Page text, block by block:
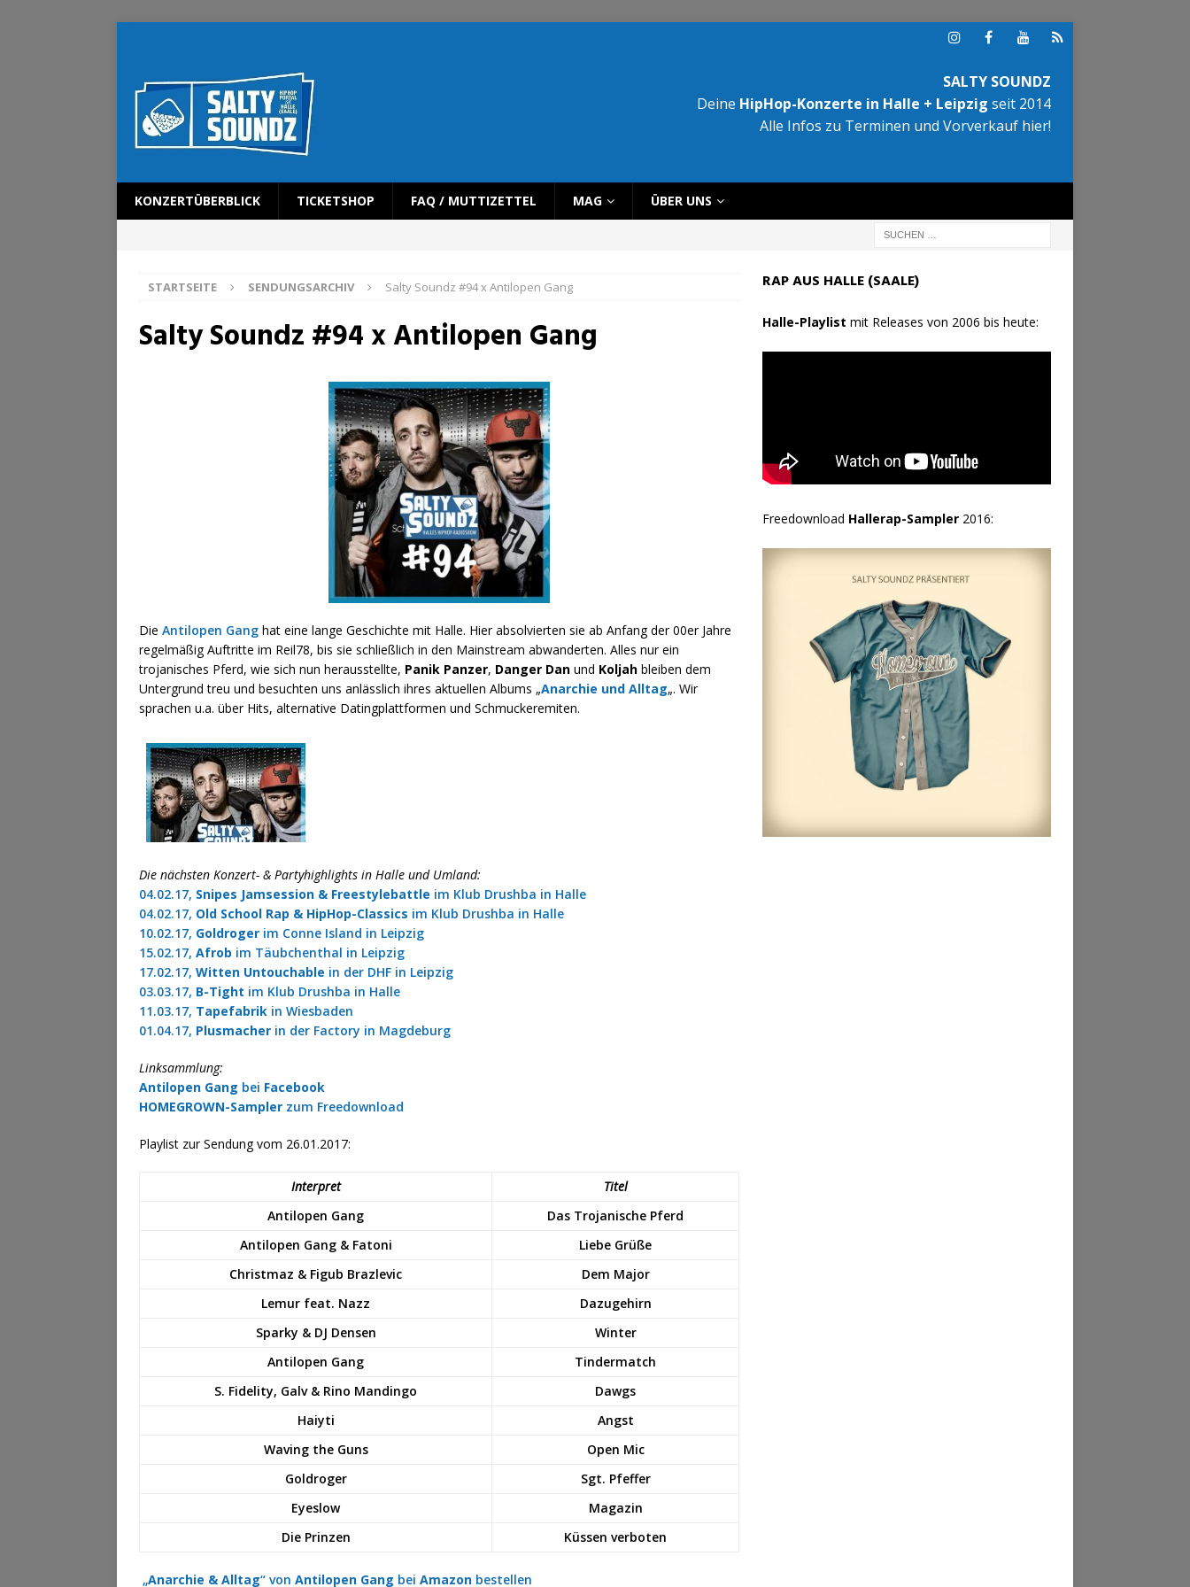
SALTY SOUNDZ
Deine HipHop-Konzerte in Halle + Leipzig seit 2014
Alle Infos zu Terminen und Vorverkauf hier!
KONZERTÜBERBLICK TICKETSHOP FAQ / MUTTIZETTEL MAG ÜBER UNS
STARTSEITE SENDUNGSARCHIV Salty Soundz #94 x Antilopen Gang
Salty Soundz #94 x Antilopen Gang
Die Antilopen Gang hat eine lange Geschichte mit Halle. Hier absolvierten sie ab Anfang der 00er Jahre
regelmäßig Auftritte im Reil78, bis sie schließlich in den Mainstream abwanderten. Alles nur ein
trojanisches Pferd, wie sich nun herausstellte, Panik Panzer, Danger Dan und Koljah bleiben dem
Untergrund treu und besuchten uns anlässlich ihres aktuellen Albums „Anarchie und Alltag„. Wir
sprachen u.a. über Hits, alternative Datingplattformen und Schmuckeremiten.
Die nächsten Konzert- & Partyhighlights in Halle und Umland:
04.02.17, Snipes Jamsession & Freestylebattle im Klub Drushba in Halle
04.02.17, Old School Rap & HipHop-Classics im Klub Drushba in Halle
10.02.17, Goldroger im Conne Island in Leipzig
15.02.17, Afrob im Täubchenthal in Leipzig
17.02.17, Witten Untouchable in der DHF in Leipzig
03.03.17, B-Tight im Klub Drushba in Halle
11.03.17, Tapefabrik in Wiesbaden
01.04.17, Plusmacher in der Factory in Magdeburg
Linksammlung:
Antilopen Gang bei Facebook
HOMEGROWN-Sampler zum Freedownload
Playlist zur Sendung vom 26.01.2017:
Interpret
Titel
Antilopen Gang
Das Trojanische Pferd
Antilopen Gang & Fatoni
Liebe Grüße
Christmaz & Figub Brazlevic
Dem Major
Lemur feat. Nazz
Dazugehirn
Sparky & DJ Densen
Winter
Antilopen Gang
Tindermatch
S. Fidelity, Galv & Rino Mandingo
Dawgs
Haiyti
Angst
Waving the Guns
Open Mic
Goldroger
Sgt. Pfeffer
Eyeslow
Magazin
Die Prinzen
Küssen verboten
„Anarchie & Alltag“ von Antilopen Gang bei Amazon bestellen
RAP AUS HALLE (SAALE)
Halle-Playlist mit Releases von 2006 bis heute:
Freedownload Hallerap-Sampler2016: